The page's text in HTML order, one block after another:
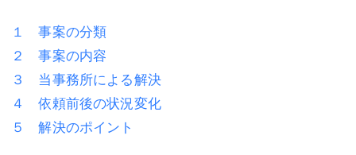
弁護士費用
不動産
相続・遺言
不動産
相続・遺言
離婚（夫婦間トラブル）
１ 事案の分類
２ 事案の内容
３ 当事務所による解決
４ 依頼前後の状況変化
５ 解決のポイント